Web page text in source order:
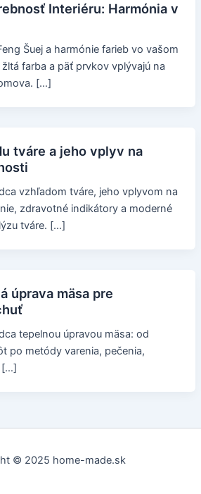
Interiéru: Harmónia v
Šuej a harmónie farieb vo vašom
farba a päť prvkov vplývajú na
[…]
tváre a jeho vplyv na
vzhľadom tváre, jeho vplyvom na
zdravotné indikátory a moderné
tváre. […]
úprava mäsa pre
tepelnou úpravou mäsa: od
po metódy varenia, pečenia,
[…]
© 2025 home-made.sk